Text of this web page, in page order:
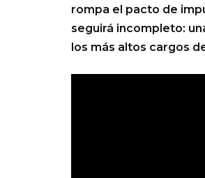
rompa el pacto de
seguirá incompleto:
los más altos cargos